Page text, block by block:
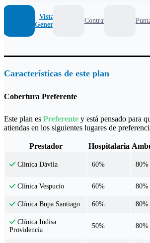
Vista
General
Contrato
Características de este plan
Cobertura Preferente
Este plan es Preferente y está pensado para
atiendas en los siguientes lugares de
Prestador Hospitalaria
Clínica Dávila 60% 80%
Clínica Vespucio 60% 80%
Clínica Bupa Santiago 60% 80%
Clínica Indisa
Providencia
50% 80%